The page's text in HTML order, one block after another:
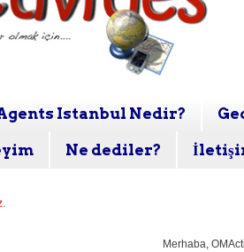
Istanbul Nedir?
Ne dediler?
Merhaba,